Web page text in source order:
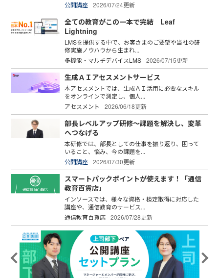
公開講座 2026/07/24更新
全ての教育がこの一本で完結 Leaf
Lightning
LMSを提供する中で、お客さまのご要望や当社の研
修実施ノウハウから生まれ...
多機能・マルチデバイスLMS 2026/07/15更新
生成ＡＩアセスメントサービス
本アセスメントでは、生成ＡＩ活用に必要なスキル
をオンラインで測定し、個人...
アセスメント
2026/06/18更新
部長レベルアップ研修～課題を解決し、変革
へつなげる
本研修では、部長としての仕事を振り返り、困って
いること、悩み、今の課題を...
公開講座 2026/07/30更新
スマートパックポイントが使えます！「通信
教育百貨店」
インソースでは、様々な資格・検定取得に対応した
講座や、通信教育のサービス...
通信教育百貨店 2026/07/28更新